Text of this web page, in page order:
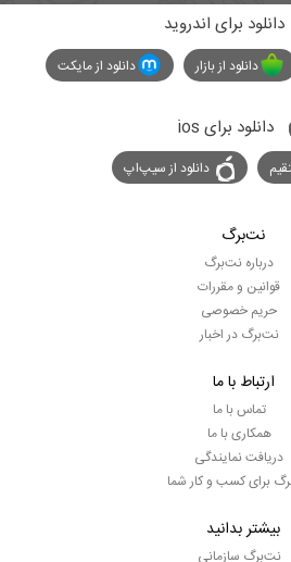
دانلود برای اندروید
دانلود از بازار دانلود از مایکت
دانلود برای ios
دانلود از سیپ‌اپ
نت‌برگ
درباره نت‌برگ
قوانین و مقررات
حریم خصوصی
نت‌برگ در اخبار
ارتباط با ما
تماس با ما
همکاری با ما
دریافت نمایندگی
برای کسب و کار شما
بیشتر بدانید
نت‌برگ سازمانی